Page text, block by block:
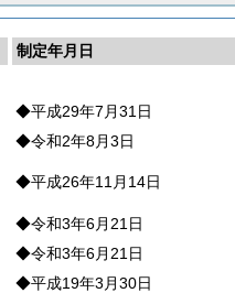
制定年月日
◆平成29年7月31日
◆令和2年8月3日
◆平成26年11月14日
◆令和3年6月21日
◆令和3年6月21日
◆平成19年3月30日